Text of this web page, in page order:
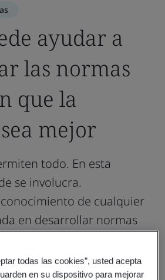
ayudar a
las normas
que la
mejor
todo. En esta
se involucra.
de cualquier
en desarrollar normas
todas las cookies”, usted acepta
en su dispositivo para mejorar